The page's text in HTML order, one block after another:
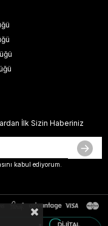
İlk Sizin Haberiniz
kabul ediyorum.